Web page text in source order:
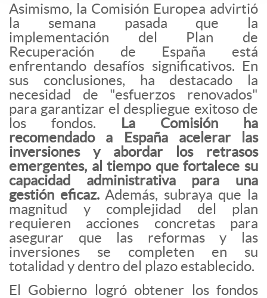
Asimismo, la Comisión Europea advirtió
la semana pasada que la
implementación del Plan de
Recuperación de España está
enfrentando desafíos significativos. En
sus conclusiones, ha destacado la
necesidad de "esfuerzos renovados"
para garantizar el despliegue exitoso de
los fondos.
La Comisión ha
recomendado a España acelerar las
inversiones y abordar los retrasos
emergentes, al tiempo que fortalece su
capacidad administrativa para una
gestión eficaz.Además, subraya que la
magnitud y complejidad del plan
requieren acciones concretas para
asegurar que las reformas y las
inversiones se completen en su
totalidad y dentro del plazo establecido.
El Gobierno logró obtener los fondos